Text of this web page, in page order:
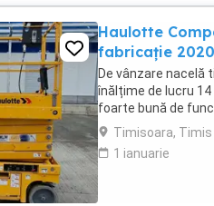
Haulotte
fabricație 2020
De vânzare
înălțime de lucru
foarte bună de
Timisoara, Timis
1 ianuarie